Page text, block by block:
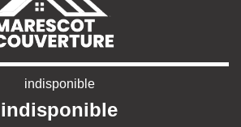
indisponible
indisponible